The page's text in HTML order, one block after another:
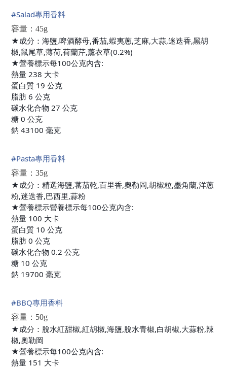
#Salad專用香料
容量：45g
★成分：海鹽,啤酒酵母,番茄,蝦夷蔥,芝麻,大蒜,迷迭香,黑胡
椒,鼠尾草,薄荷,荷蘭芹,薰衣草(0.2%)
★營養標示每100公克內含:
熱量 238 大卡
蛋白質 19 公克
脂肪 6 公克
碳水化合物 27 公克
糖 0 公克
鈉 43100 毫克
#Pasta專用香料
容量：35g
★成分：精選海鹽,蕃茄乾,百里香,奧勒岡,胡椒粒,墨角蘭,洋蔥
粉,迷迭香,巴西里,蒜粉
★營養標示營養標示每100公克內含:
熱量 100 大卡
蛋白質 10 公克
脂肪 0 公克
碳水化合物 0.2 公克
糖 10 公克
鈉 19700 毫克
#BBQ專用香料
容量：50g
★成分：脫水紅甜椒,紅胡椒,海鹽,脫水青椒,白胡椒,大蒜粉,辣
椒,奧勒岡
★營養標示每100公克內含:
熱量 151 大卡